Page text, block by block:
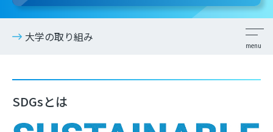
大学の取り組み
SDGsとは